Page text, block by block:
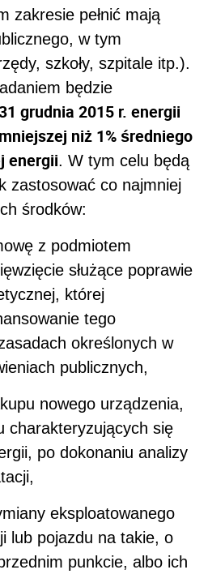
zakresie pełnić mają
w tym
szkoły, szpitale itp.).
będzie
grudnia 2015 r. energii
niż 1% średniego
energii. W tym celu będą
zastosować co najmniej
środków:
z podmiotem
służące poprawie
której
tego
określonych w
publicznych,
nowego urządzenia,
charakteryzujących się
po dokonaniu analizy
eksploatowanego
lub pojazdu na takie, o
punkcie, albo ich